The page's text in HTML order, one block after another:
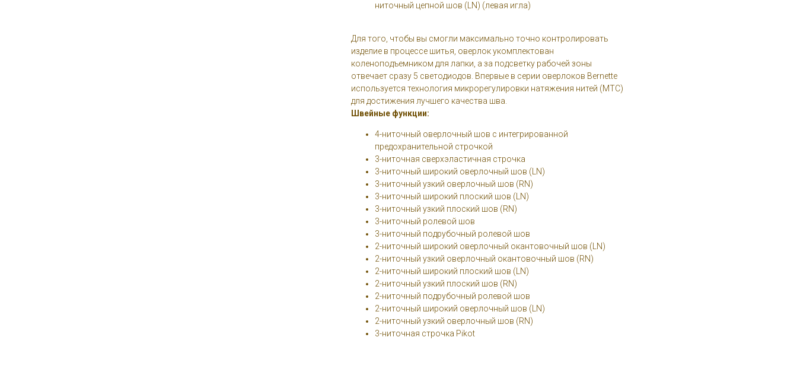
ниточный цепной шов (LN) (левая игла)
Для того, чтобы вы смогли максимально точно контролировать
изделие в процессе шитья, оверлок укомплектован
коленоподъемником для лапки, а за подсветку рабочей зоны
отвечает сразу 5 светодиодов. Впервые в серии оверлоков Bernette
используется технология микрорегулировки натяжения нитей (MTC)
для достижения лучшего качества шва.
Швейные функции:
4-ниточный оверлочный шов с интегрированной
предохранительной строчкой
3-ниточная сверхэластичная строчка
3-ниточный широкий оверлочный шов (LN)
3-ниточный узкий оверлочный шов (RN)
3-ниточный широкий плоский шов (LN)
3-ниточный узкий плоский шов (RN)
3-ниточный ролевой шов
3-ниточный подрубочный ролевой шов
2-ниточный широкий оверлочный окантовочный шов (LN)
2-ниточный узкий оверлочный окантовочный шов (RN)
2-ниточный широкий плоский шов (LN)
2-ниточный узкий плоский шов (RN)
2-ниточный подрубочный ролевой шов
2-ниточный широкий оверлочный шов (LN)
2-ниточный узкий оверлочный шов (RN)
3-ниточная строчка Pikot